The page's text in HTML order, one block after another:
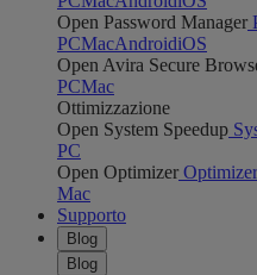
Open Password Manager
PCMacAndroidiOS
Open Avira Secure
PCMac
Ottimizzazione
Open System Speedup
PC
Open Optimizer Optimizer
Mac
Supporto
Blog
Blog